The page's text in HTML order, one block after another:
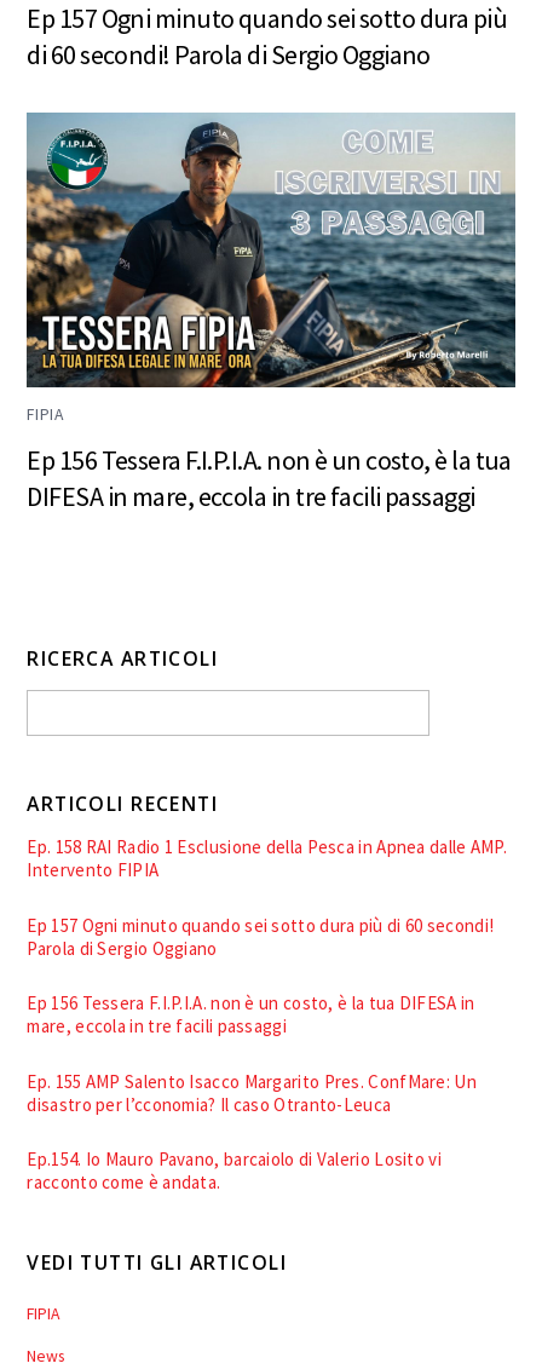
Ep 157 Ogni minuto quando sei sotto dura più
di 60 secondi! Parola di Sergio Oggiano
FIPIA
Ep 156 Tessera F.I.P.I.A. non è un costo, è la tua
DIFESA in mare, eccola in tre facili passaggi
RICERCA ARTICOLI
ARTICOLI RECENTI
Ep. 158 RAI Radio 1 Esclusione della Pesca in Apnea dalle AMP.
Intervento FIPIA
Ep 157 Ogni minuto quando sei sotto dura più di 60 secondi!
Parola di Sergio Oggiano
Ep 156 Tessera F.I.P.I.A. non è un costo, è la tua DIFESA in
mare, eccola in tre facili passaggi
Ep. 155 AMP Salento Isacco Margarito Pres. ConfMare: Un
disastro per l’cconomia? Il caso Otranto-Leuca
Ep.154. Io Mauro Pavano, barcaiolo di Valerio Losito vi
racconto come è andata.
VEDI TUTTI GLI ARTICOLI
FIPIA
News